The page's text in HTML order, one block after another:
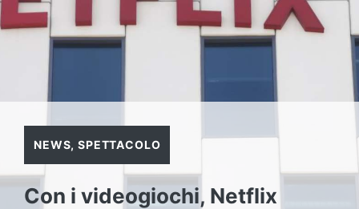
NEWS,SPETTACOLO
Con i videogiochi, Netflix